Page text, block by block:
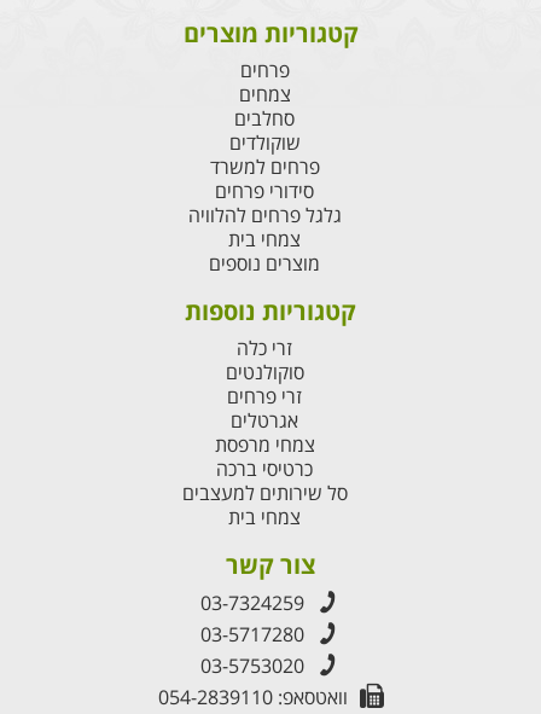
קטגוריות מוצרים
פרחים
צמחים
סחלבים
שוקולדים
פרחים למשרד
סידורי פרחים
גלגל פרחים להלוויה
צמחי בית
מוצרים נוספים
קטגוריות נוספות
זרי כלה
סוקולנטים
זרי פרחים
אגרטלים
צמחי מרפסת
כרטיסי ברכה
סל שירותים למעצבים
צמחי בית
צור קשר
03-7324259
03-5717280
03-5753020
וואטסאפ: 054-2839110